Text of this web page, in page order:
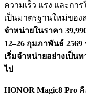
ความเร็ว แรง และกา
เป็นมาตรฐานใหม่ของ
จำหน่ายในราคา
12–26 กุมภาพันธ์ 2569
เริ่มจำหน่ายอย่างเป็น
ไป
HONOR Magic8 Pro